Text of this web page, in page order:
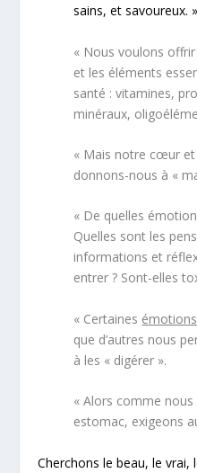
sains, et savoureux. »
« Nous voulons
et les éléments
santé : vitamines,
minéraux,
« Mais notre cœur
donnons-nous à «
« De quelles
Quelles sont les
informations et
entrer ? Sont-elles
« Certaines émotions
que d’autres nous
à les « digérer ».
« Alors comme
estomac, exigeons
Cherchons le beau, le